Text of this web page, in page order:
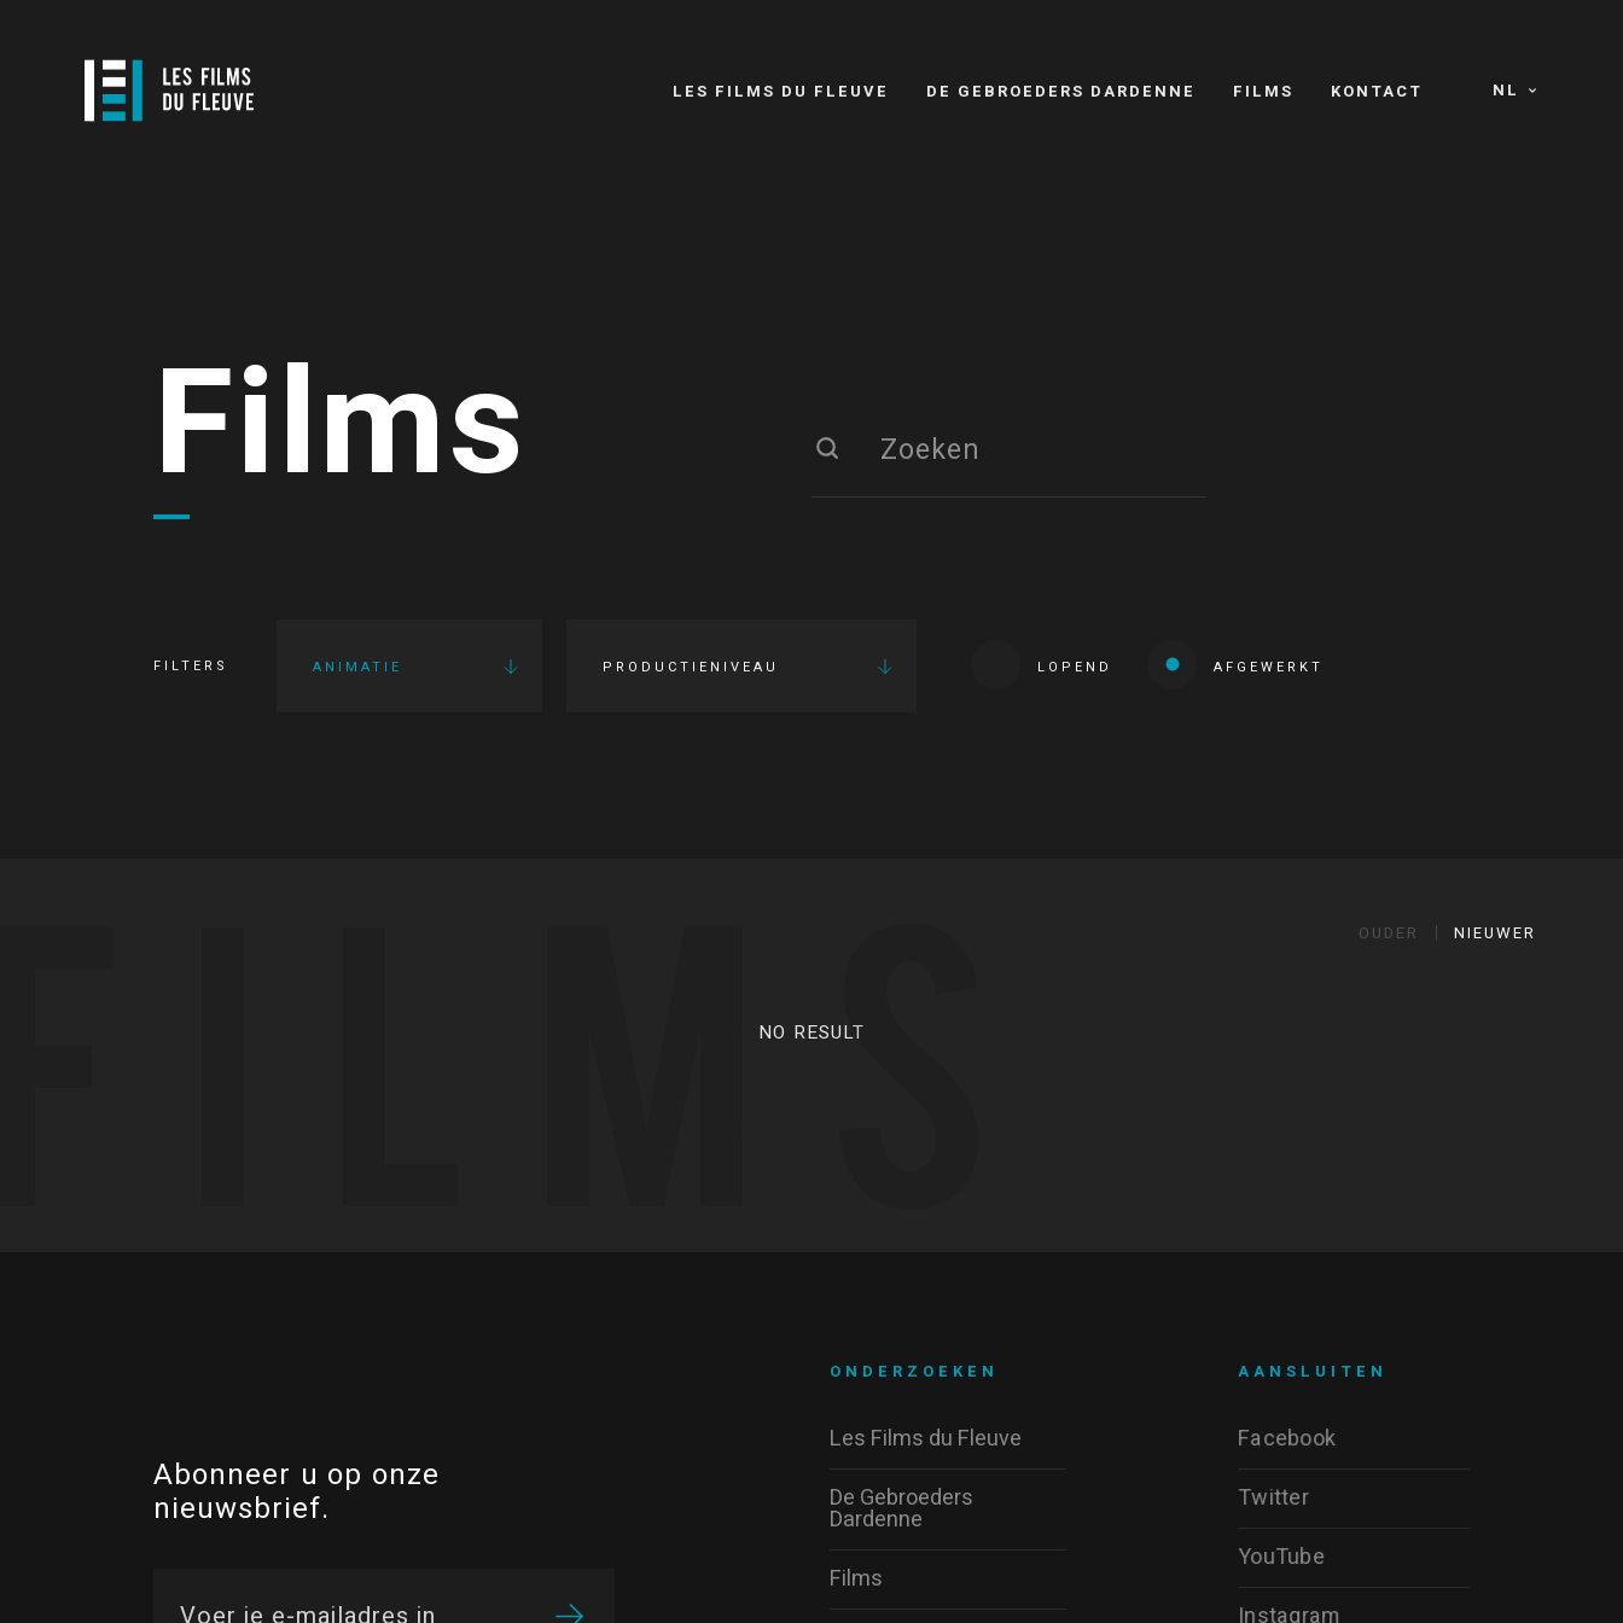
NL
LES FILMS DU FLEUVE DE GEBROEDERS DARDENNE FILMS KONTACT
Films
FILTERS ANIMATIE PRODUCTIENIVEAU LOPEND AFGEWERKT
OUDER NIEUWER
NO RESULT
Abonneer u op onze
nieuwsbrief.
AANSLUITEN
Facebook
Twitter
YouTube
Instagram
ONDERZOEKEN
Les Films du Fleuve
De Gebroeders
Dardenne
Films